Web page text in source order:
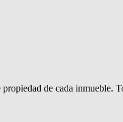
de cada inmueble.